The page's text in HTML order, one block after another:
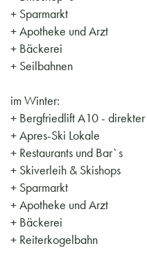
+ Sparmarkt
+ Apotheke und Arzt
+ Bäckerei
+ Seilbahnen
im Winter:
+ Bergfriedlift A10 - direkter
+ Apres-Ski Lokale
+ Restaurants und Bar`s
+ Skiverleih & Skishops
+ Sparmarkt
+ Apotheke und Arzt
+ Bäckerei
+ Reiterkogelbahn